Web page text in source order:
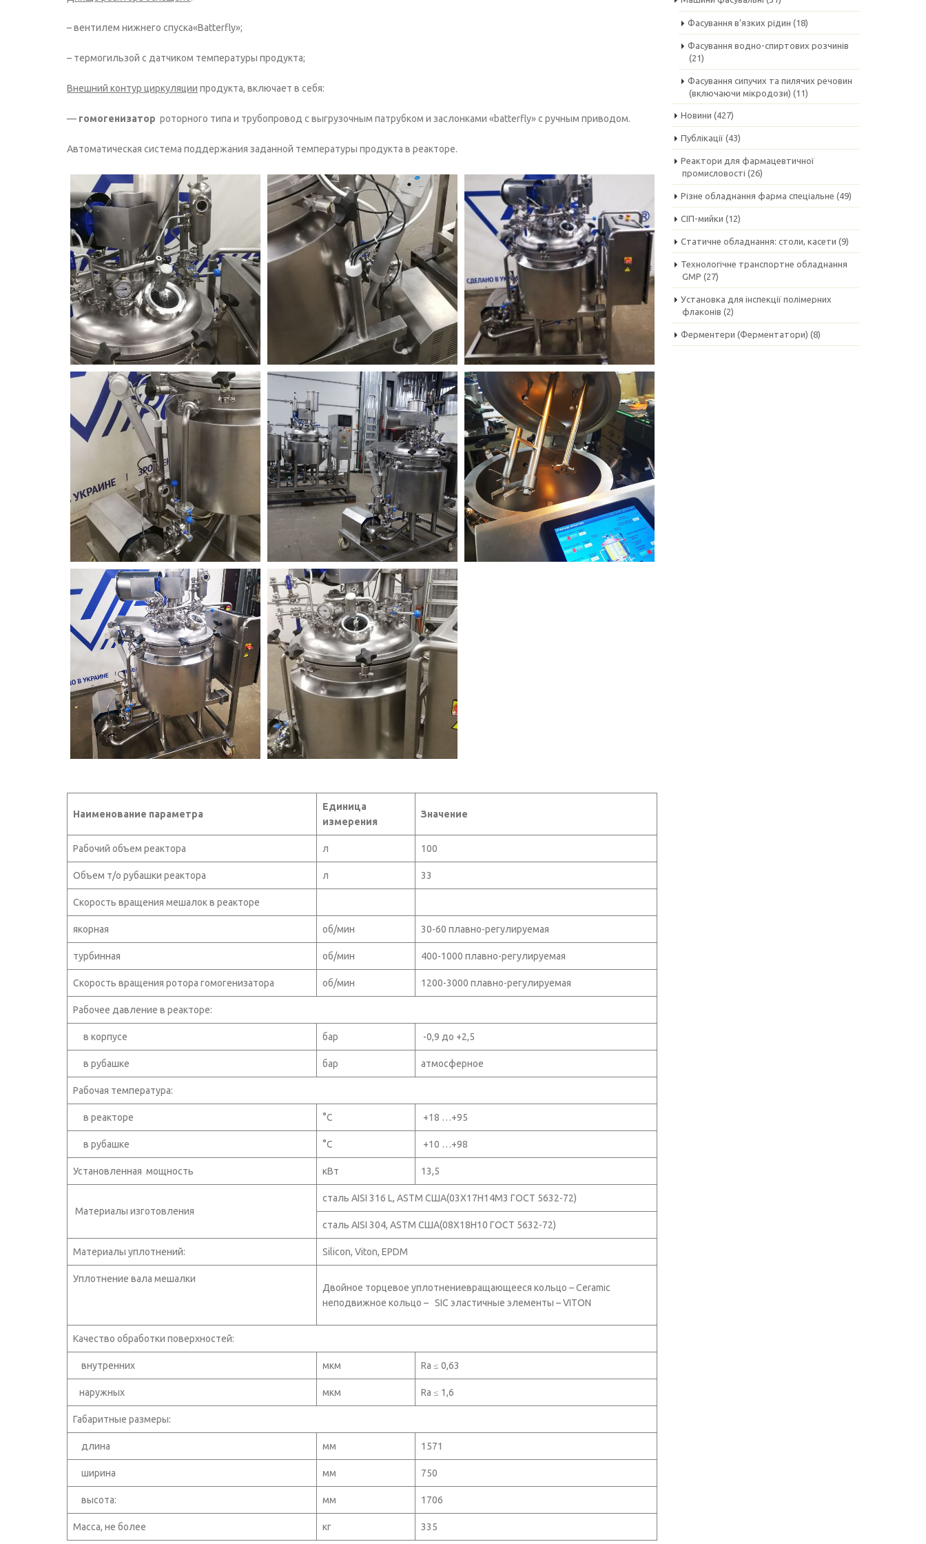
– вентилем нижнего спуска«Batterfly»;
– термогильзой с датчиком температуры продукта;
Внешний контур циркуляции продукта, включает в себя:
— гомогенизатор роторного типа и трубопровод с выгрузочным патрубком и заслонками «batterfly» с ручным приводом.
Автоматическая система поддержания заданной температуры продукта в реакторе.
Наименование параметра
Единица
измерения
Значение
Рабочий объем реактора л 100
Объем т/о рубашки реактора л 33
Скорость вращения мешалок в реакторе
якорная об/мин 30-60 плавно-регулируемая
турбинная об/мин 400-1000 плавно-регулируемая
Скорость вращения ротора гомогенизатора об/мин 1200-3000 плавно-регулируемая
Рабочее давление в реакторе:
в корпусе бар -0,9 до +2,5
в рубашке бар атмосферное
Рабочая температура:
в реакторе °С +18 …+95
в рубашке °С +10 …+98
Установленная мощность кВт 13,5
Материалы изготовления
сталь AISI 316 L, ASTM США(03Х17Н14М3 ГОСТ 5632-72)
сталь AISI 304, ASTM США(08Х18Н10 ГОСТ 5632-72)
Материалы уплотнений: Silicon, Viton, EPDM
Уплотнение вала мешалки
Двойное торцевое уплотнениевращающееся кольцо – Ceramic
неподвижное кольцо – SIC эластичные элементы – VITON
Качество обработки поверхностей:
внутренних мкм Ra ≤ 0,63
наружных мкм Ra ≤ 1,6
Габаритные размеры:
длина мм 1571
ширина мм 750
высота: мм 1706
Масса, не более кг 335
Фасування в'язких рідин (18)
Фасування водно-спиртових розчинів
(21)
Фасування сипучих та пилячих речовин
(включаючи мікродози) (11)
Новини (427)
Публікації(43)
Реактори для фармацевтичної
промисловості (26)
Різне обладнання фарма спеціальне (49)
СІП-мийки (12)
Статичне обладнання: столи, касети (9)
Технологічне транспортне обладнання
GMP (27)
Установка для інспекції полімерних
флаконів (2)
Ферментери (Ферментатори) (8)